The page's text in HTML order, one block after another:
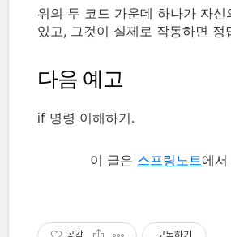
위의 두 코드 가운데 하나가 자신
있고, 그것이 실제로 작동하면 정
다음 예고
if 명령 이해하기.
이 글은 스프링노트에